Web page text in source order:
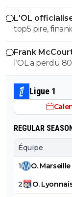
avant quand
L'OL
top5 pire,
parlant on a eu
Frank
l'OL a perdu
court , et ils
Ligue 1
REGULAR
Équipe
1 O. Marseille
2 O.